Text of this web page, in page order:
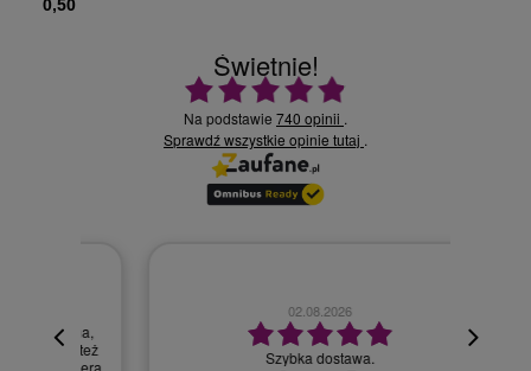
0,50
Świetnie!
Ocena średnia 4.9 na 5
Na podstawie 740 opinii .
Sprawdź wszystkie opinie tutaj .
02.08.2026
Szybka dostawa.